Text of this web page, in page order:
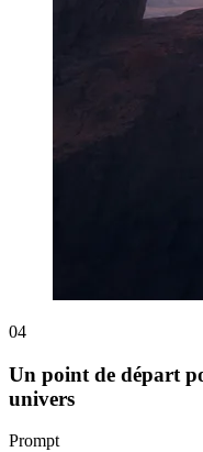
04
Un point de départ
univers
Prompt